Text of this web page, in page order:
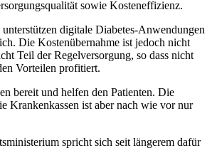
sowie Kosteneffizienz.
digitale Diabetes-Anwendungen
Die Kostenübernahme ist jedoch nicht
Teil der Regelversorgung, so dass nicht
Vorteilen profitiert.
bereit und helfen den Patienten. Die
Krankenkassen ist aber nach wie vor nur
spricht sich seit längerem dafür